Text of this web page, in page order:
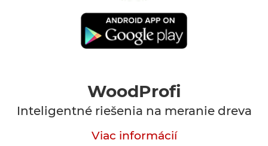
WoodProfi
Inteligentné riešenia na meranie dreva
Viac informácií